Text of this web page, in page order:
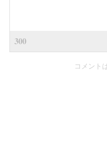
コメント
300